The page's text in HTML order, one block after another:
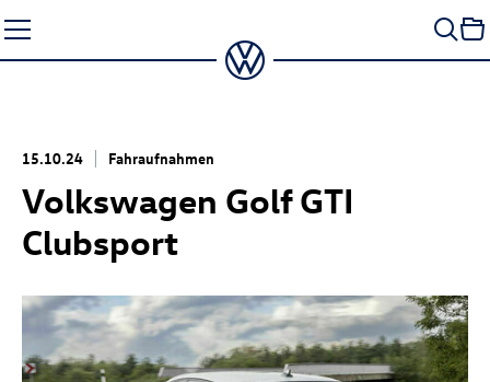
Seiteninhalt
springen
15.10.24 Fahraufnahmen
Volkswagen Golf GTI
Clubsport